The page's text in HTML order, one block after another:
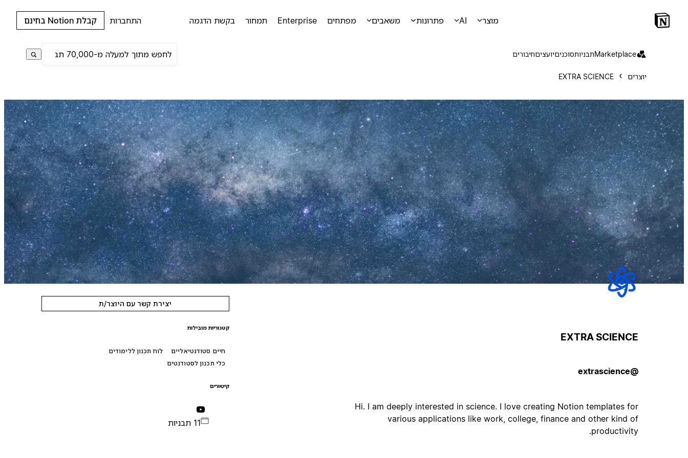
מוצר AI פתרונות משאבים מפתחים Enterprise תמחור בקשת הדגמה התחברות קבלת Notion בחינם
Marketplaceתבניותסוכניםיועציםחיבורים
יוצרים EXTRA SCIENCE
EXTRA SCIENCE
@extrascience
Hi. I am deeply interested in science. I love creating Notion templates for
various applications like work, college, finance and other kind of
productivity.
יצירת קשר עם היוצר/ת
קטגוריות מובילות
חיים סטודנטיאליים
לוח תכנון ללימודים
כלי תכנון לסטודנטים
קישורים
11 תבניות